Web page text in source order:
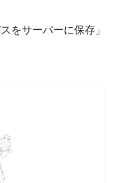
をサーバーに保存」